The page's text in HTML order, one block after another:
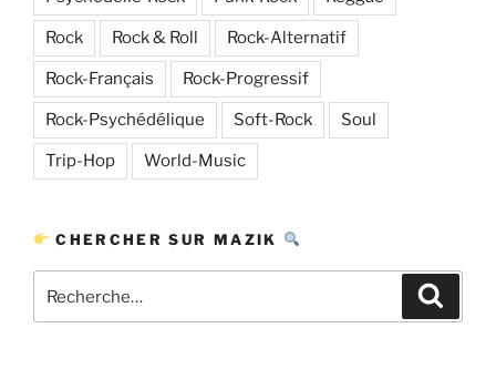
Rock Rock & Roll Rock-Alternatif
Rock-Français Rock-Progressif
Rock-Psychédélique Soft-Rock Soul
Trip-Hop World-Music
CHERCHER SUR MAZIK
pour